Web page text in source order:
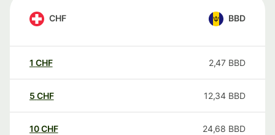
CHF BBD
1 CHF 2,47 BBD
5 CHF 12,34 BBD
10CHF 24,68 BBD